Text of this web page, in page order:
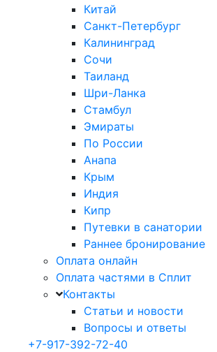
Китай
Санкт-Петербург
Калининград
Сочи
Таиланд
Шри-Ланка
Стамбул
Эмираты
По России
Анапа
Крым
Индия
Кипр
Путевки в санатории
Раннее бронирование
Оплата онлайн
Оплата частями в Сплит
Контакты
Статьи и новости
Вопросы и ответы
+7-917-392-72-40